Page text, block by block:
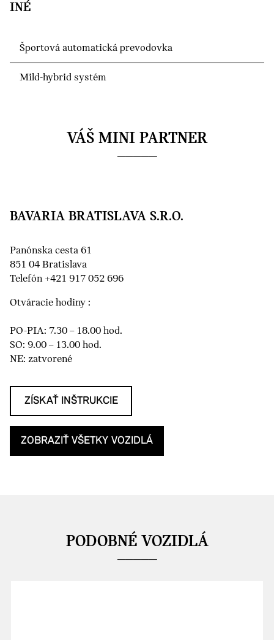
INÉ
Športová automatická prevodovka
Mild-hybrid systém
VÁŠ MINI PARTNER
BAVARIA BRATISLAVA S.R.O.
Panónska cesta 61
851 04 Bratislava
Telefón +421 917 052 696
Otváracie hodiny :
PO-PIA: 7.30 – 18.00 hod.
SO: 9.00 – 13.00 hod.
NE: zatvorené
ZÍSKAŤ INŠTRUKCIE
ZOBRAZIŤ VŠETKY VOZIDLÁ
PODOBNÉ VOZIDLÁ